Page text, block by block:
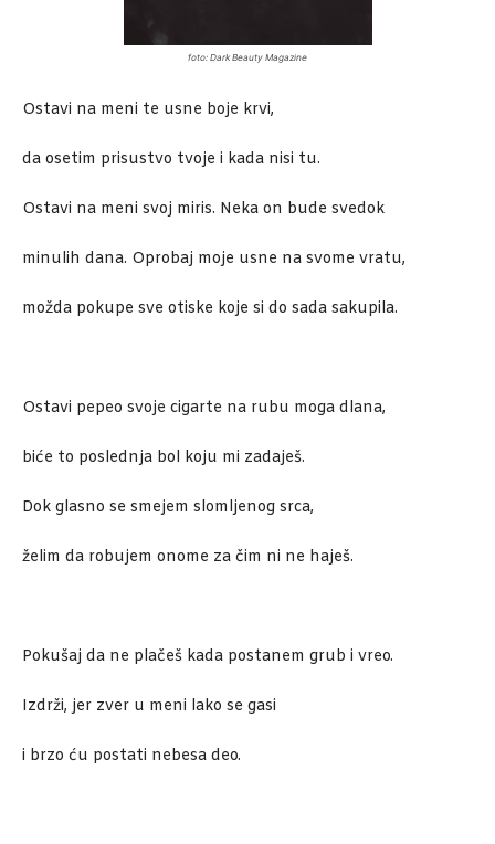
foto: Dark Beauty Magazine
Ostavi na meni te usne boje krvi,
da osetim prisustvo tvoje i kada nisi tu.
Ostavi na meni svoj miris. Neka on bude svedok
minulih dana. Oprobaj moje usne na svome vratu,
možda pokupe sve otiske koje si do sada sakupila.
Ostavi pepeo svoje cigarte na rubu moga dlana,
biće to poslednja bol koju mi zadaješ.
Dok glasno se smejem slomljenog srca,
želim da robujem onome za čim ni ne haješ.
Pokušaj da ne plačeš kada postanem grub i vreo.
Izdrži, jer zver u meni lako se gasi
i brzo ću postati nebesa deo.